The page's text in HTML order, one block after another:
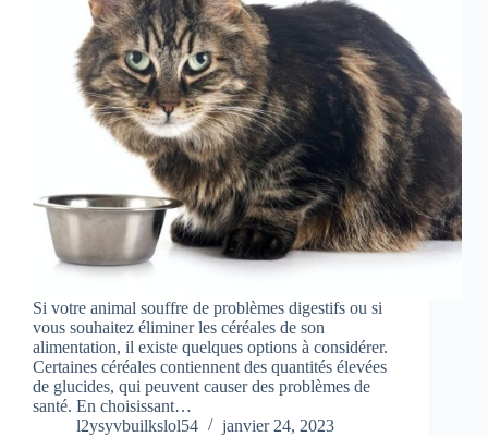
Si votre animal souffre de problèmes digestifs ou si
vous souhaitez éliminer les céréales de son
alimentation, il existe quelques options à considérer.
Certaines céréales contiennent des quantités élevées
de glucides, qui peuvent causer des problèmes de
santé. En choisissant…
l2ysyvbuilkslol54
janvier 24, 2023